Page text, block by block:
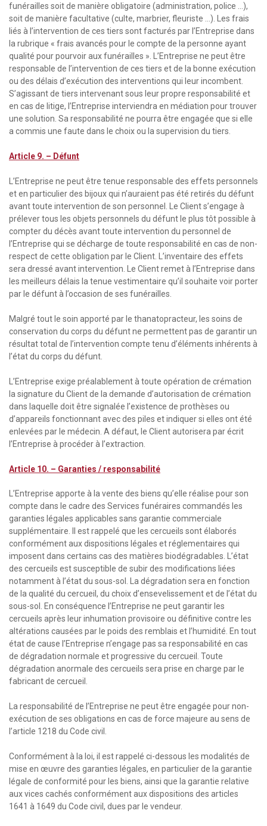
funérailles soit de manière obligatoire (administration, police …),
soit de manière facultative (culte, marbrier, fleuriste …). Les frais
liés à l’intervention de ces tiers sont facturés par l’Entreprise dans
la rubrique « frais avancés pour le compte de la personne ayant
qualité pour pourvoir aux funérailles ». L’Entreprise ne peut être
responsable de l’intervention de ces tiers et de la bonne exécution
ou des délais d’exécution des interventions qui leur incombent.
S’agissant de tiers intervenant sous leur propre responsabilité et
en cas de litige, l’Entreprise interviendra en médiation pour trouver
une solution. Sa responsabilité ne pourra être engagée que si elle
a commis une faute dans le choix ou la supervision du tiers.
Article 9. – Défunt
L’Entreprise ne peut être tenue responsable des effets personnels
et en particulier des bijoux qui n’auraient pas été retirés du défunt
avant toute intervention de son personnel. Le Client s’engage à
prélever tous les objets personnels du défunt le plus tôt possible à
compter du décès avant toute intervention du personnel de
l’Entreprise qui se décharge de toute responsabilité en cas de non-
respect de cette obligation par le Client. L’inventaire des effets
sera dressé avant intervention. Le Client remet à l’Entreprise dans
les meilleurs délais la tenue vestimentaire qu’il souhaite voir porter
par le défunt à l’occasion de ses funérailles.
Malgré tout le soin apporté par le thanatopracteur, les soins de
conservation du corps du défunt ne permettent pas de garantir un
résultat total de l’intervention compte tenu d’éléments inhérents à
l’état du corps du défunt.
L’Entreprise exige préalablement à toute opération de crémation
la signature du Client de la demande d’autorisation de crémation
dans laquelle doit être signalée l’existence de prothèses ou
d’appareils fonctionnant avec des piles et indiquer si elles ont été
enlevées par le médecin. A défaut, le Client autorisera par écrit
l’Entreprise à procéder à l’extraction.
Article 10. – Garanties / responsabilité
L’Entreprise apporte à la vente des biens qu’elle réalise pour son
compte dans le cadre des Services funéraires commandés les
garanties légales applicables sans garantie commerciale
supplémentaire. Il est rappelé que les cercueils sont élaborés
conformément aux dispositions légales et réglementaires qui
imposent dans certains cas des matières biodégradables. L’état
des cercueils est susceptible de subir des modifications liées
notamment à l’état du sous-sol. La dégradation sera en fonction
de la qualité du cercueil, du choix d’ensevelissement et de l’état du
sous-sol. En conséquence l’Entreprise ne peut garantir les
cercueils après leur inhumation provisoire ou définitive contre les
altérations causées par le poids des remblais et l’humidité. En tout
état de cause l’Entreprise n’engage pas sa responsabilité en cas
de dégradation normale et progressive du cercueil. Toute
dégradation anormale des cercueils sera prise en charge par le
fabricant de cercueil.
La responsabilité de l’Entreprise ne peut être engagée pour non-
exécution de ses obligations en cas de force majeure au sens de
l’article 1218 du Code civil.
Conformément à la loi, il est rappelé ci-dessous les modalités de
mise en œuvre des garanties légales, en particulier de la garantie
légale de conformité pour les biens, ainsi que la garantie relative
aux vices cachés conformément aux dispositions des articles
1641 à 1649 du Code civil, dues par le vendeur.